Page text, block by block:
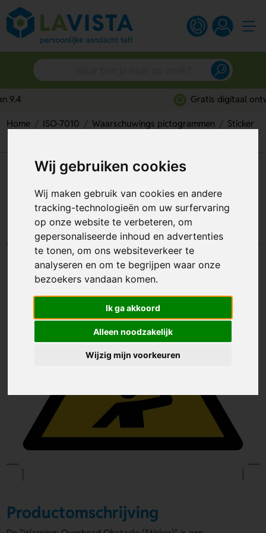
Wij gebruiken cookies
Wij maken gebruik van cookies en andere
tracking-technologieën om uw surfervaring
op onze website te verbeteren, om
gepersonaliseerde inhoud en advertenties
te tonen, om ons websiteverkeer te
analyseren en om te begrijpen waar onze
bezoekers vandaan komen.
Ik ga akkoord
Alleen noodzakelijk
Wijzig mijn voorkeuren
Gratis digitaal ontwerp
Home ISO-7010 Waarschuwings pictogrammen
Sticker
Warning; Overhead Obstacle
(Sticker)
Artikelnummer: 112092
Productomschrijving